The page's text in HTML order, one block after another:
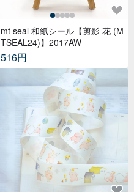
mt seal 和紙シール【剪影 花 (M
TSEAL24)】2017AW
516円